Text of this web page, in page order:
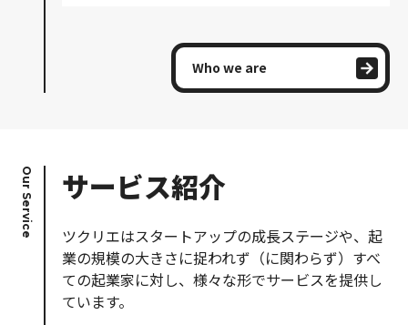
Who we are
Our Service サービス紹介
ツクリエはスタートアップの成長ステージや、起
業の規模の大きさに捉われず（に関わらず）すべ
ての起業家に対し、様々な形でサービスを提供し
ています。